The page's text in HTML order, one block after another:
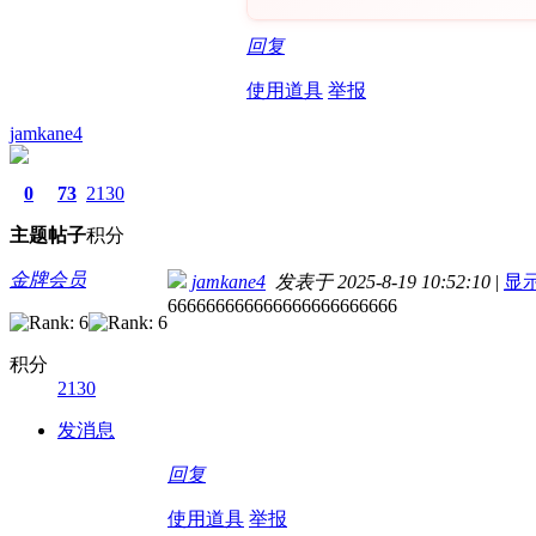
回复
使用道具 举报
jamkane4
0
主题
73
帖子
2130
积分
金牌会员
积分
2130
发消息
jamkane4 发表于 2025-8-19 10:52:10 | 显
666666666666666666666666
回复
使用道具 举报